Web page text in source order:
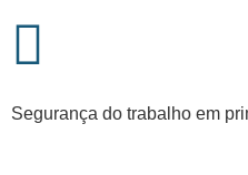
Segurança do trabalho em